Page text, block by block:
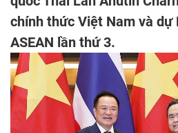
chính thức Việt Nam và dự
ASEAN lần thứ 3.